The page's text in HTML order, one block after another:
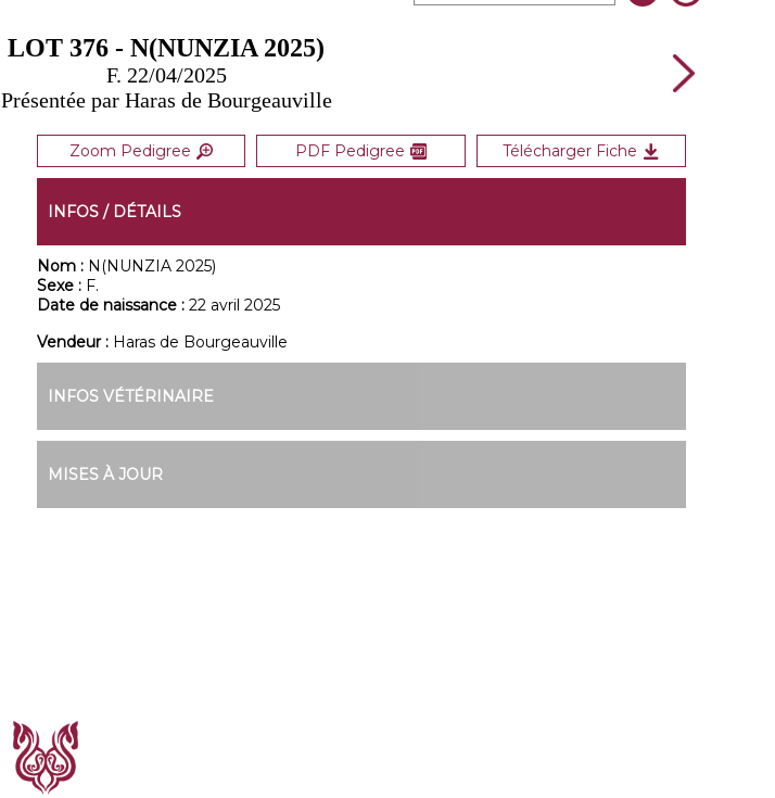
LOT 376 - N(NUNZIA 2025)
F. 22/04/2025
Présentée par Haras de Bourgeauville
Zoom Pedigree PDF Pedigree Télécharger Fiche
INFOS / DÉTAILS
Nom : N(NUNZIA 2025)
Sexe : F.
Date de naissance : 22 avril 2025
Vendeur : Haras de Bourgeauville
INFOS VÉTÉRINAIRE
MISES À JOUR